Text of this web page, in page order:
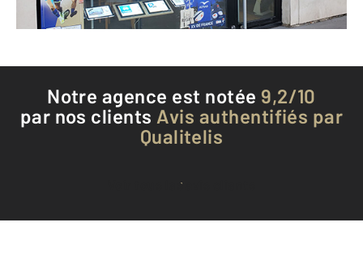
Téléphoner à l'agence
Notre agence est notée 9,2/10
par nos clients Avis authentifiés par
Qualitelis
Voir tous les avis clients